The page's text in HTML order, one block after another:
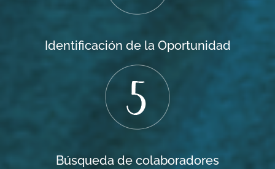
Identificación de la Oportunidad
Búsqueda de colaboradores